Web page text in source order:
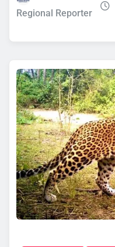
Regional Reporter